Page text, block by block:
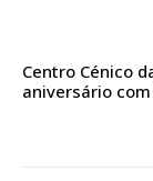
Faça-se
Sendo assinante
Centro Cénico
aniversário